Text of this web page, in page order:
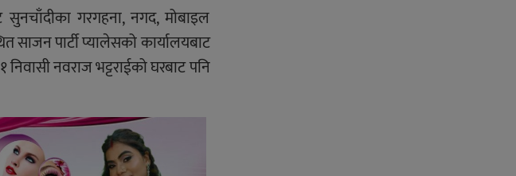
सुनचाँदीका गरगहना, नगद, मोबाइल
पार्टी प्यालेसको कार्यालयबाट
नवराज भट्टराईको घरबाट पनि